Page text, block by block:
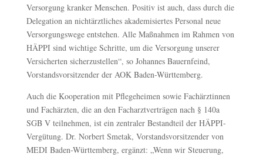
Versorgung kranker Menschen. Positiv ist auch, dass durch die
Delegation an nichtärztliches akademisiertes Personal neue
Versorgungswege entstehen. Alle Maßnahmen im Rahmen von
HÄPPI sind wichtige Schritte, um die Versorgung unserer
Versicherten sicherzustellen“, so Johannes Bauernfeind,
Vorstandsvorsitzender der AOK Baden-Württemberg.
Auch die Kooperation mit Pflegeheimen sowie Fachärztinnen
und Fachärzten, die an den Facharztverträgen nach § 140a
SGB V teilnehmen, ist ein zentraler Bestandteil der HÄPPI-
Vergütung. Dr. Norbert Smetak, Vorstandsvorsitzender von
MEDI Baden-Württemberg, ergänzt: „Wenn wir Steuerung,